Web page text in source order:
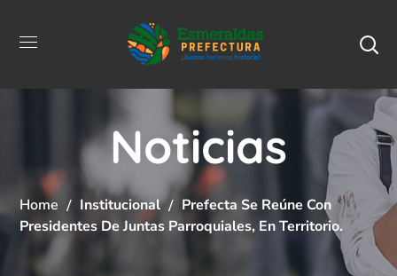
Noticias
Home Institucional
Prefecta Se Reúne Con
Presidentes De Juntas Parroquiales, En Territorio.